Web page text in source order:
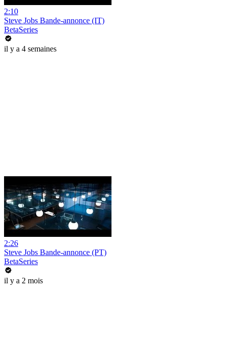
2:10
Steve Jobs Bande-annonce (IT)
BetaSeries
il y a 4 semaines
2:26
Steve Jobs Bande-annonce (PT)
BetaSeries
il y a 2 mois